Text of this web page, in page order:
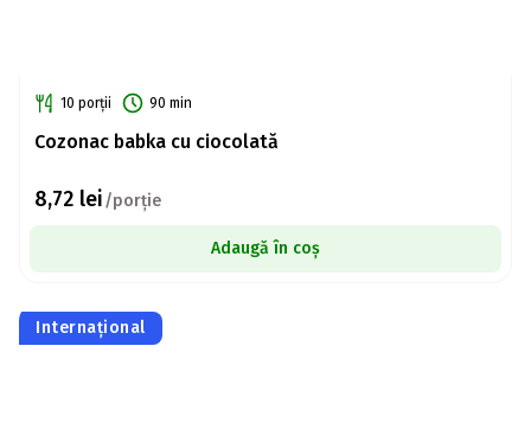
10 porții 90 min
Cozonac babka cu ciocolată
8,72 lei/porție
Adaugă în coș
Internațional